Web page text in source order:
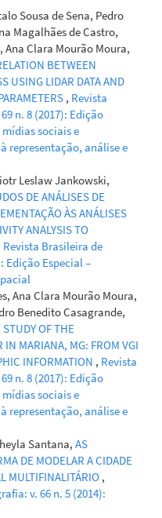
Sousa de Sena, Pedro
Magalhães de Castro,
Ana Clara Mourão Moura,
BETWEEN
USING LIDAR DATA AND
, Revista
n. 8 (2017): Edição
sociais e
representação, análise e
Leslaw Jankowski,
DE ANÁLISES DE
ÀS ANÁLISES
ANALYSIS TO
Revista Brasileira de
Edição Especial –
Ana Clara Mourão Moura,
Benedito Casagrande,
OF THE
IN MARIANA, MG: FROM VGI
INFORMATION , Revista
n. 8 (2017): Edição
sociais e
representação, análise e
Santana, AS
DE MODELAR A CIDADE
MULTIFINALITÁRIO ,
v. 66 n. 5 (2014):